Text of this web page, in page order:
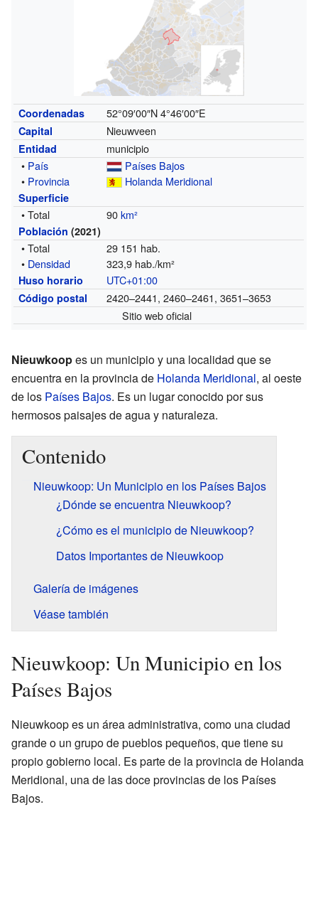
Coordenadas 52°09′00″N 4°46′00″E
Capital Nieuwveen
Entidad
municipio
• País
Países Bajos
• Provincia Holanda Meridional
Superficie
• Total 90km²
Población (2021)
• Total
29 151 hab.
• Densidad 323,9 hab./km²
Huso horario UTC+01:00
Código postal
2420–2441, 2460–2461, 3651–3653
Sitio web oficial
Nieuwkoopes un municipio y una localidad que se
encuentra en la provincia de Holanda Meridional, al oeste
de los Países Bajos. Es un lugar conocido por sus
hermosos paisajes de agua y naturaleza.
Contenido
Nieuwkoop: Un Municipio en los Países Bajos
¿Dónde se encuentra Nieuwkoop?
¿Cómo es el municipio de Nieuwkoop?
Datos Importantes de Nieuwkoop
Galería de imágenes
Véase también
Nieuwkoop: Un Municipio en los
Países Bajos
Nieuwkoop es un área administrativa, como una ciudad
grande o un grupo de pueblos pequeños, que tiene su
propio gobierno local. Es parte de la provincia de Holanda
Meridional, una de las doce provincias de los Países
Bajos.